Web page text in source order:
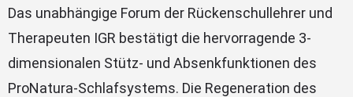
Das unabhängige Forum der Rückenschullehrer und
Therapeuten IGR bestätigt die hervorragende 3-
dimensionalen Stütz- und Absenkfunktionen des
ProNatura-Schlafsystems. Die Regeneration des